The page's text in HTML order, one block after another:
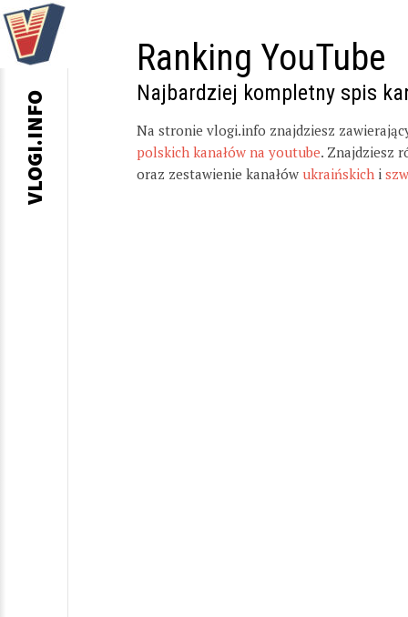
Ranking YouTube
Najbardziej kompletny spis
Na stronie vlogi.info znajdziesz
polskich kanałów na youtube. Znajdziesz
oraz zestawienie kanałów ukraińskich i
VLOGI.INFO